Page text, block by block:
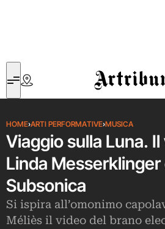
Artribune
HOME›ARTI PERFORMATIVE›MUSICA
Viaggio sulla Luna.
Linda Messerklinger
Subsonica
Si ispira all’omonimo
Méliès il video del brano